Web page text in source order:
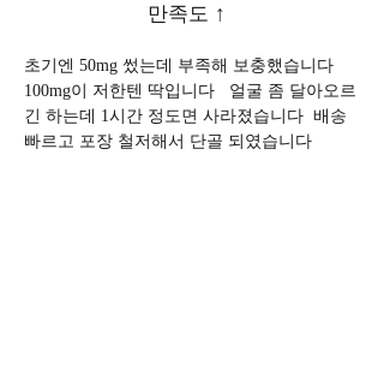
만족도 ↑
초기엔 50mg 썼는데 부족해 보충했습니다
100mg이 저한텐 딱입니다   얼굴 좀 달아오르
긴 하는데 1시간 정도면 사라졌습니다  배송
빠르고 포장 철저해서 단골 되였습니다